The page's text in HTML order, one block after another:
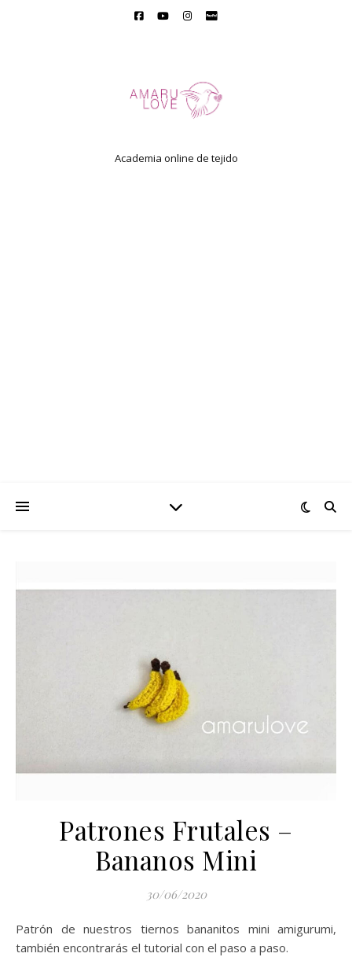
Academia online de tejido
Patrones Frutales –
Bananos Mini
30/06/2020
Patrón de nuestros tiernos bananitos mini amigurumi,
también encontrarás el tutorial con el paso a paso.